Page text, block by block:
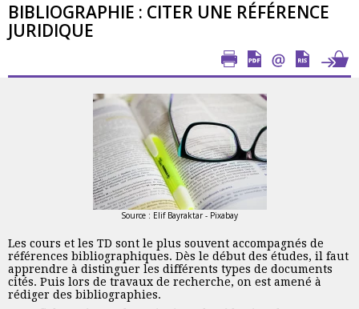
BIBLIOGRAPHIE : CITER UNE RÉFÉRENCE
JURIDIQUE
Source : Elif Bayraktar - Pixabay
Les cours et les TD sont le plus souvent accompagnés de
références bibliographiques. Dès le début des études, il faut
apprendre à distinguer les différents types de documents
cités. Puis lors de travaux de recherche, on est amené à
rédiger des bibliographies.